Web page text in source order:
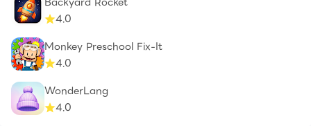
4.0
Monkey Preschool Fix-It
4.0
WonderLang
4.0